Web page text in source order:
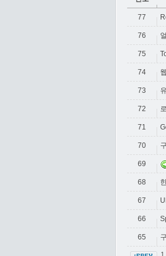
77
76
75
74
73
72
71
70
69
68
67
66
65
1